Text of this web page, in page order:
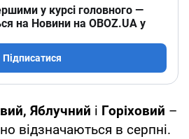
у курсі головного —
на Новини на OBOZ.UA у
Підписатися
Яблучний і Горіховий –
відзначаються в серпні.